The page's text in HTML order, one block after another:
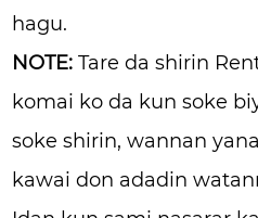
hagu.
NOTE: Tare da shirin
komai ko da kun soke
soke shirin, wannan
kawai don adadin